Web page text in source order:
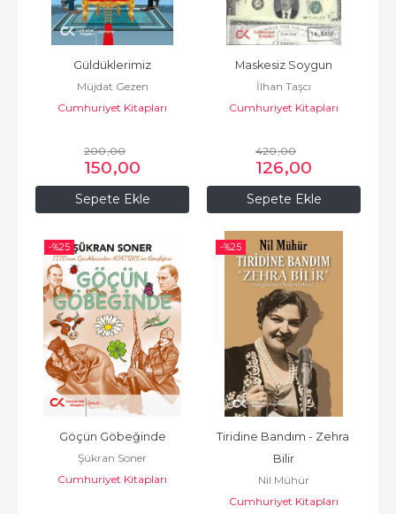
Sepete Ekle
Güldüklerimiz
Müjdat Gezen
Cumhuriyet Kitapları
200,00
150,00
Sepete Ekle
Maskesiz Soygun
İlhan Taşcı
Cumhuriyet Kitapları
420,00
126,00
-%25
Göçün Göbeğinde
Şükran Soner
Cumhuriyet Kitapları
-%25
Tiridine Bandım - Zehra
Bilir
Nil Mühür
Cumhuriyet Kitapları